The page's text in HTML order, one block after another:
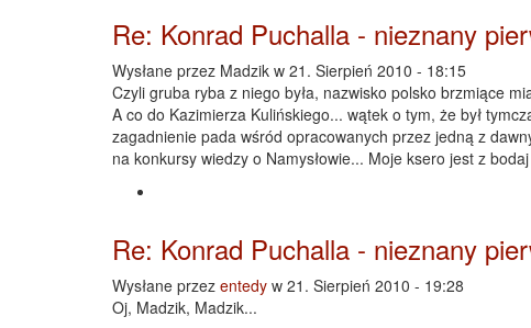
Re: Konrad Puchalla - nieznany
Wysłane przez Madzik w 21. Sierpień 2010 - 18:15
Czyli gruba ryba z niego była, nazwisko polsko brzmiące
A co do Kazimierza Kulińskiego... wątek o tym, że był
zagadnienie pada wśród opracowanych przez jedną z
na konkursy wiedzy o Namysłowie... Moje ksero jest z
Re: Konrad Puchalla - nieznany
Wysłane przez entedy w 21. Sierpień 2010 - 19:28
Oj, Madzik, Madzik...